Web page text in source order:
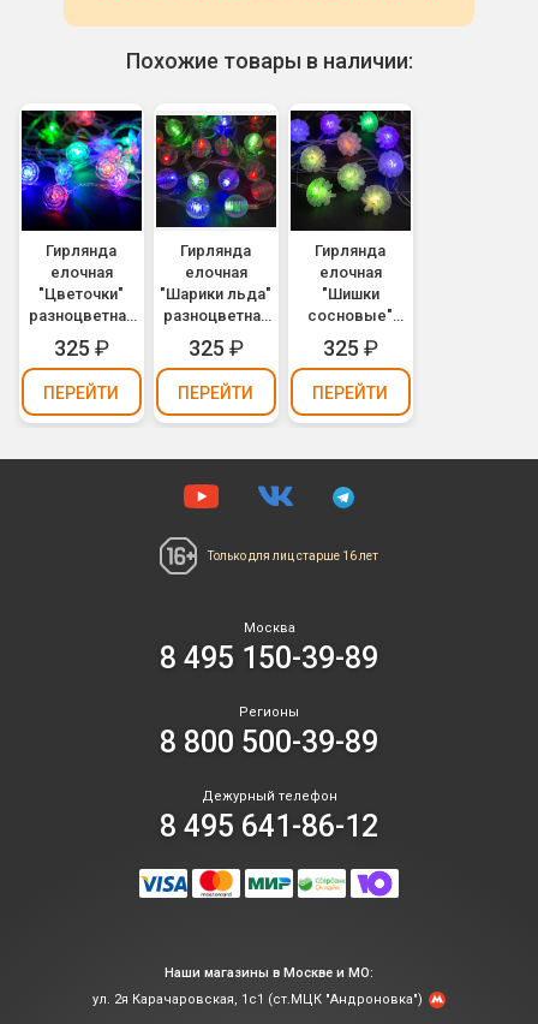
Похожие товары в наличии:
Гирлянда
елочная
"Цветочки"
разноцветная
5м
325 ₽
ПЕРЕЙТИ
Гирлянда
елочная
"Шарики льда"
разноцветная
5м
325 ₽
ПЕРЕЙТИ
Гирлянда
елочная
"Шишки
сосновые"
разноцветная
5м
325 ₽
ПЕРЕЙТИ
Только для лиц старше 16 лет
Москва
8 495 150-39-89
Регионы
8 800 500-39-89
Дежурный телефон
8 495 641-86-12
Наши магазины в Москве и МО:
ул. 2я Карачаровская, 1с1 (ст.МЦК "Андроновка")